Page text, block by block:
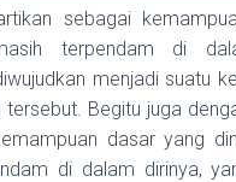
sebagai
terpendam di
menjadi suatu
Begitu juga
dasar yang
di dalam dirinya,